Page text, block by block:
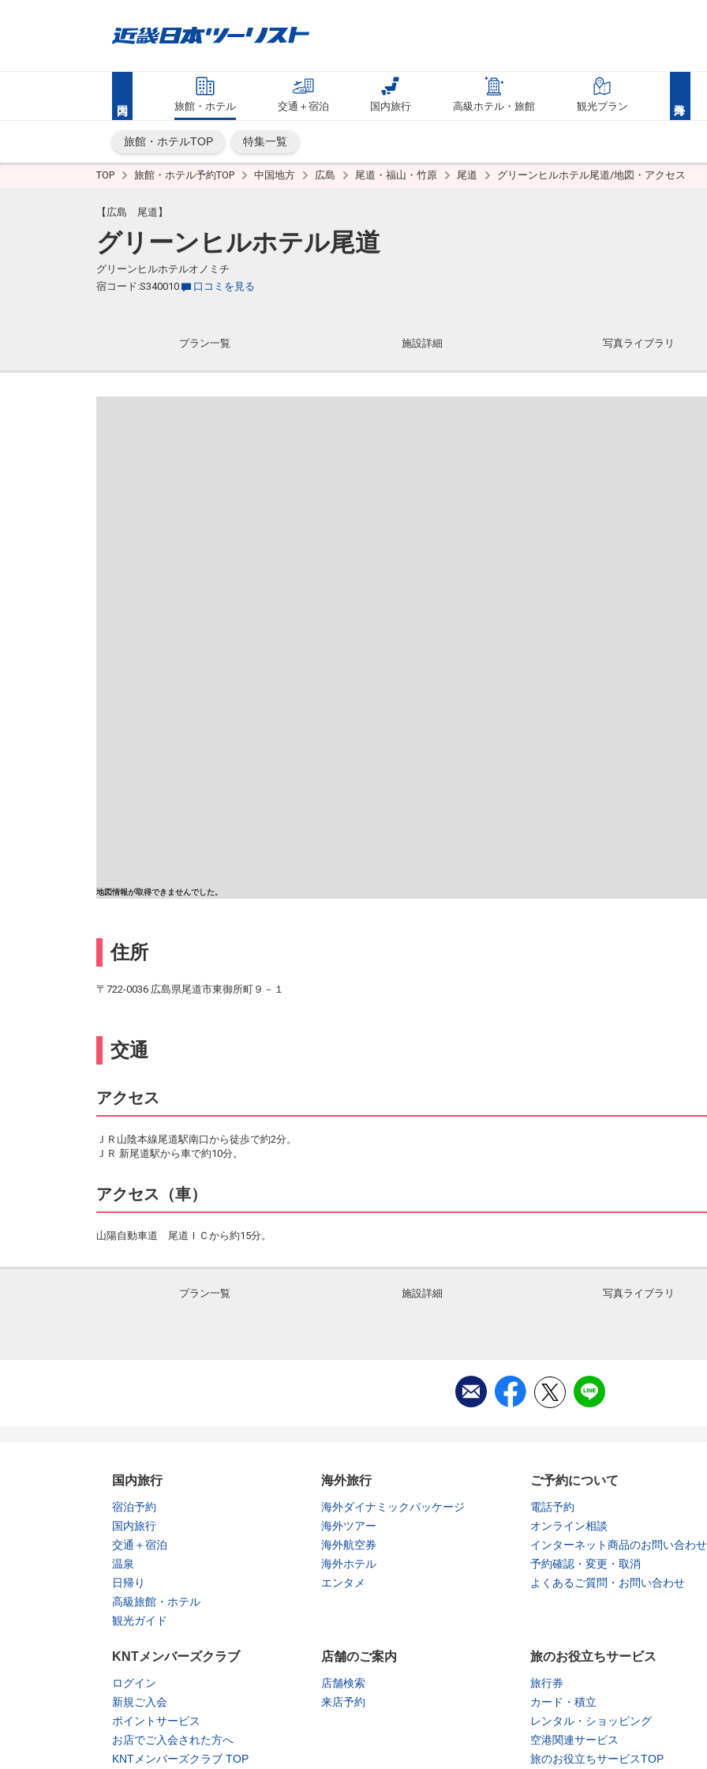
旅館・ホテル 交通＋宿泊 国内旅行 高級ホテル・旅館 観光プラン
旅館・ホテルTOP 特集一覧
TOP 旅館・ホテル予約TOP 中国地方 広島 尾道・福山・竹原 尾道 グリーンヒルホテル尾道/地図・アクセス
【広島 尾道】
グリーンヒルホテル尾道
グリーンヒルホテルオノミチ
宿コード:S340010
口コミを見る
プラン一覧 施設詳細 写真ライブラリ
地図情報が取得できませんでした。
住所
〒722-0036 広島県尾道市東御所町９－１
交通
アクセス
ＪＲ山陰本線尾道駅南口から徒歩で約2分。
ＪＲ 新尾道駅から車で約10分。
アクセス（車）
山陽自動車道 尾道ＩＣから約15分。
プラン一覧 施設詳細 写真ライブラリ
国内旅行
宿泊予約
国内旅行
交通＋宿泊
温泉
日帰り
高級旅館・ホテル
観光ガイド
海外旅行
海外ダイナミックパッケージ
海外ツアー
海外航空券
海外ホテル
エンタメ
ご予約について
電話予約
オンライン相談
インターネット商品のお問い合わせ
予約確認・変更・取消
よくあるご質問・お問い合わせ
KNTメンバーズクラブ
ログイン
新規ご入会
ポイントサービス
お店でご入会された方へ
KNTメンバーズクラブ TOP
店舗のご案内
店舗検索
来店予約
旅のお役立ちサービス
旅行券
カード・積立
レンタル・ショッピング
空港関連サービス
旅のお役立ちサービスTOP